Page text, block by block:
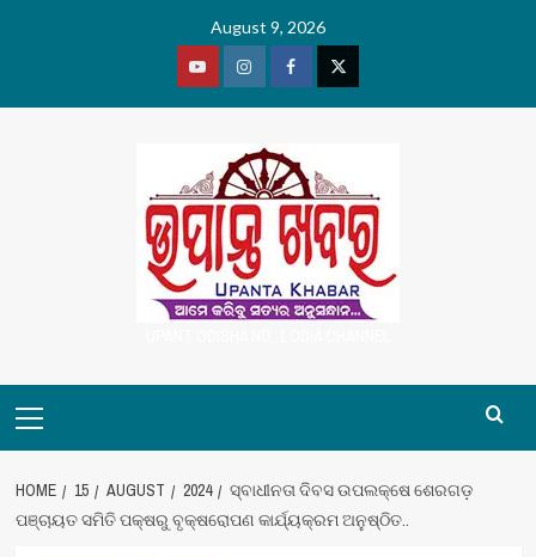
August 9, 2026
YoutubeVimeoFacebookTwitter
Menu
HOME 15 AUGUST 2024
ସ୍ବାଧୀନତା ଦିବସ ଉପଲକ୍ଷେ ଶେରଗଡ଼
ପଞ୍ଚାୟତ ସମିତି ପକ୍ଷରୁ ବୃକ୍ଷରୋପଣ କାର୍ଯ୍ୟକ୍ରମ ଅନୁଷ୍ଠିତ..